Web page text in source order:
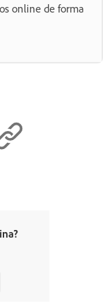
online de forma